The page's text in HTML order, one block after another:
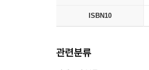
ISBN10
관련분류